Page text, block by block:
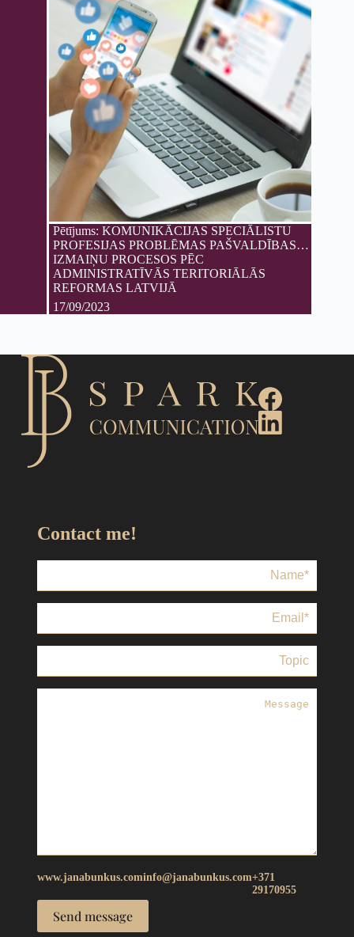
Pētījums: KOMUNIKĀCIJAS SPECIĀLISTU
PROFESIJAS PROBLĒMAS PAŠVALDĪBAS
IZMAIŅU PROCESOS PĒC
ADMINISTRATĪVĀS TERITORIĀLĀS
REFORMAS LATVIJĀ
17/09/2023
Contact me!
www.janabunkus.cominfo@janabunkus.com+371
29170955